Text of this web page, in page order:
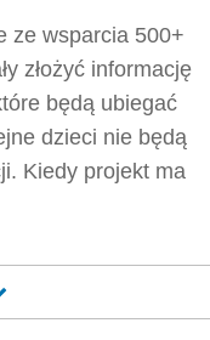
ze wsparcia 500+
złożyć informację
będą ubiegać
dzieci nie będą
Kiedy projekt ma